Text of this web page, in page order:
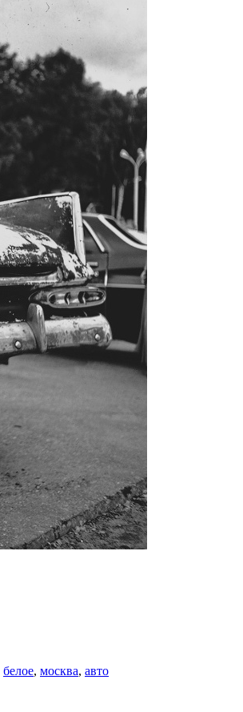
белое, москва, авто